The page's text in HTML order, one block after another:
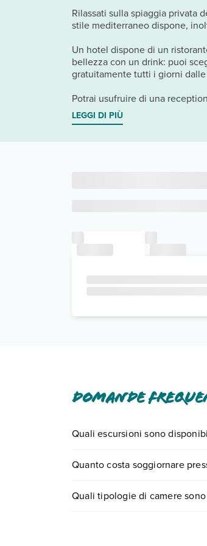
Rilassati sulla spiaggia privata
stile mediterraneo dispone,
Un hotel dispone di un
bellezza con un drink: puoi
gratuitamente tutti i giorni
Potrai usufruire di una
LEGGI DI PIÙ
Domande
Quali escursioni sono
0721.17231 oprenotando un
Quanto costa soggiornare
quando partire.
Quali tipologie di camere